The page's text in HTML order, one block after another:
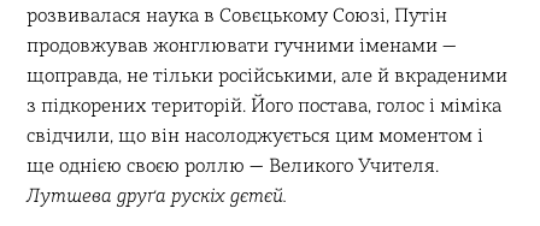
розвивалася наука в Совєцькому Союзі, Путін
продовжував жонглювати гучними іменами —
щоправда, не тільки російськими, але й вкраденими
з підкорених територій. Його постава, голос і міміка
свідчили, що він насолоджується цим моментом і
ще однією своєю роллю — Великого Учителя.
Лутшева друґа рускіх дєтєй.